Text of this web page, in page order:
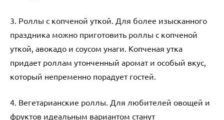
3. Роллы с копченой уткой. Для более изысканного
праздника можно приготовить роллы с копченой
уткой, авокадо и соусом унаги. Копченая утка
придает роллам утонченный аромат и особый вкус,
который непременно порадует гостей.
4. Вегетарианские роллы. Для любителей овощей и
фруктов идеальным вариантом станут